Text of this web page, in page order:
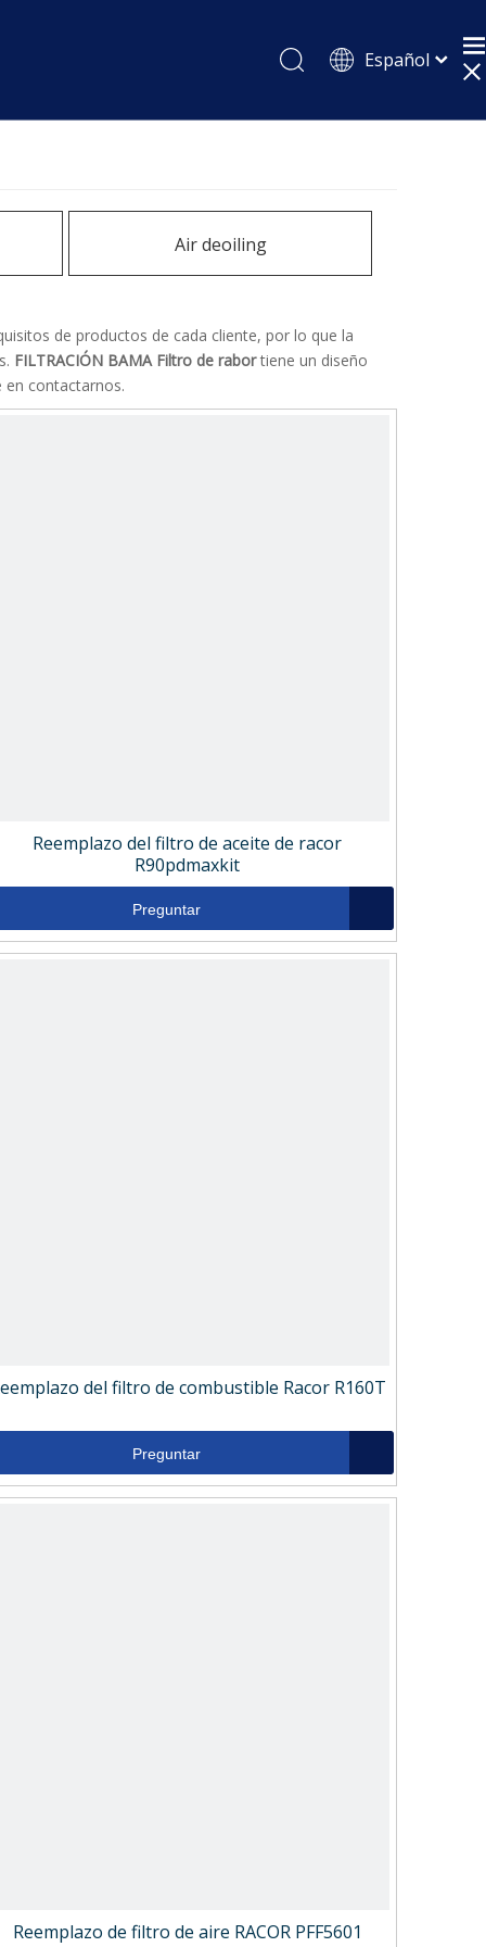
Español
Pусский
Air deoiling
de productos de cada cliente, por lo que la
FILTRACIÓN BAMA Filtro de rabortiene un diseño
en contactarnos.
Reemplazo del filtro de aceite de racor
R90pdmaxkit
Preguntar
del filtro de combustible Racor R160T
Preguntar
Reemplazo de filtro de aire RACOR PFF5601